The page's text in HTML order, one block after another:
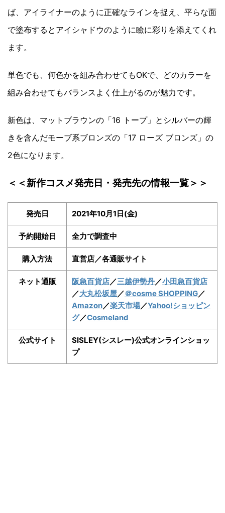
ば、アイライナーのように正確なラインを捉え、平らな面
で塗布するとアイシャドウのように瞼に彩りを添えてくれ
ます。
単色でも、何色かを組み合わせてもOKで、どのカラーを
組み合わせてもバランスよく仕上がるのが魅力です。
新色は、マットブラウンの「16 トープ」とシルバーの輝
きを含んだモーブ系ブロンズの「17 ローズ ブロンズ」の
2色になります。
＜＜新作コスメ発売日・発売先の情報一覧＞＞
発売日 2021年10月1日(金)
予約開始日 全力で調査中
購入方法 直営店／各通販サイト
ネット通販 阪急百貨店／三越伊勢丹／小田急百貨店
／大丸松坂屋／＠cosme SHOPPING／
Amazon／楽天市場／Yahoo!ショッピン
グ／Cosmeland
公式サイト
SISLEY(シスレー)公式オンラインショッ
プ